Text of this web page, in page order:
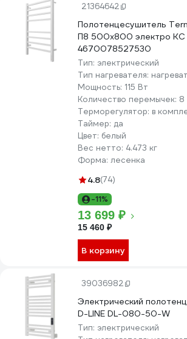
21364642
Полотенцесушитель
П8 500x800 электро
4670078527530
Тип: электрический
Тип нагревателя:
Мощность: 115 Вт
Количество перемычек: 8
Терморегулятор: в
Таймер: да
Цвет: белый
Вес нетто: 4.473 кг
Форма: лесенка
4.8(74)
-11%
13 699 ₽
15 460 ₽
В корзину
39036982
Электрический
D-LINE DL-080-50-W
Тип: электрический